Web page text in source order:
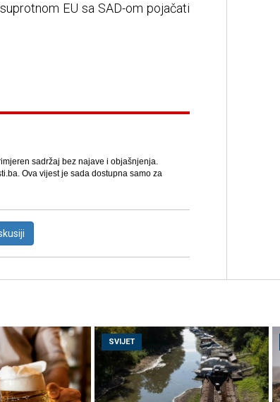
EU sa SAD-om pojačati
sadržaj bez najave i objašnjenja.
Ova vijest je sada dostupna samo za
SVIJET